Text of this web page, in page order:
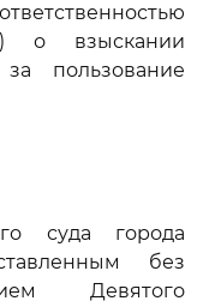
о взыскании
пользование
суда города
без
Девятого